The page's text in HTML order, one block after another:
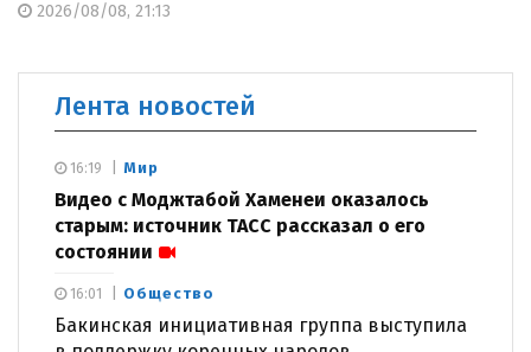
2026/08/08, 21:13
Лента новостей
Мир
Видео с Моджтабой Хаменеи оказалось
старым: источник ТАСС рассказал о его
состоянии
16:19
Общество
Бакинская инициативная группа выступила
16:01